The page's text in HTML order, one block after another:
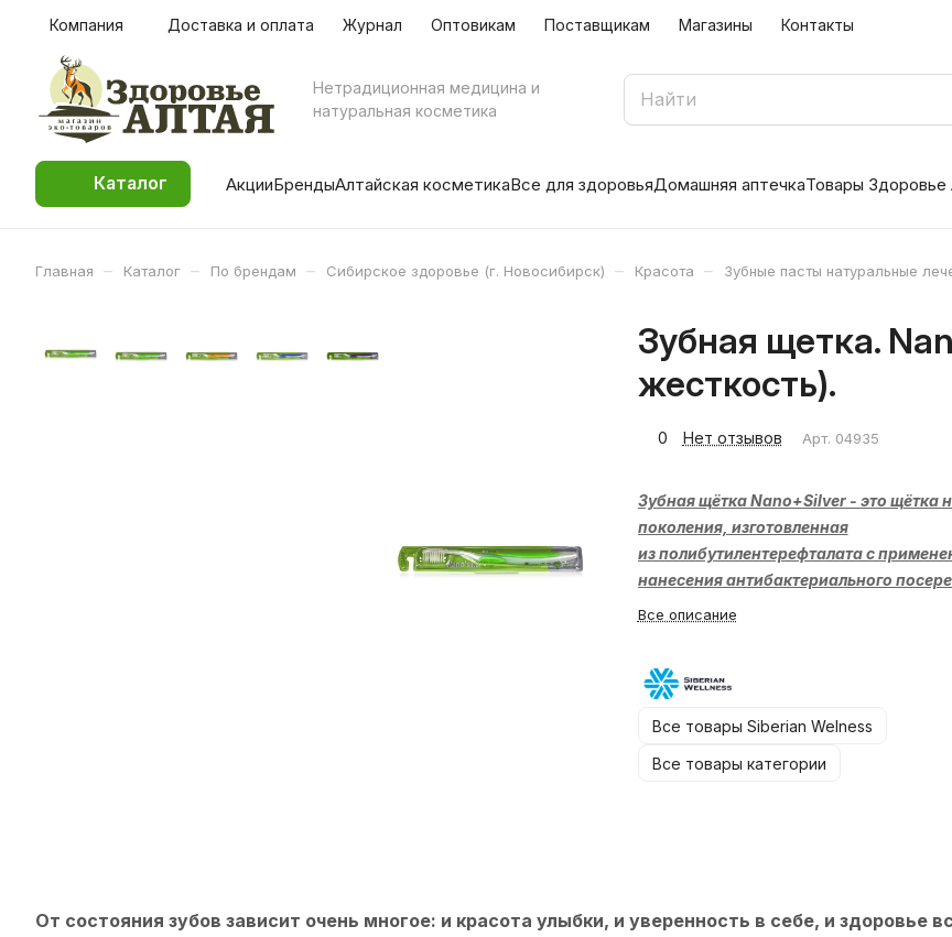
Компания Доставка и оплата Журнал Оптовикам Поставщикам Магазины Контакты
Нетрадиционная медицина и
натуральная косметика
Каталог АкцииБрендыАлтайская косметикаВсе для здоровьяДомашняя аптечкаТовары Здоровье
Главная – Каталог – По брендам – Сибирское здоровье (г. Новосибирск) – Красота – Зубные пасты натуральные
Зубная щетка.
жесткость).
0 Нет отзывов Арт. 04935
Зубная щётка Nano+Silver - это щётка
поколения, изготовленная
из полибутилентерефталата с
нанесения антибактериального
слоя полибутилентерефталат Nano
Все описание
Все товары Siberian Welness
Все товары категории
От состояния зубов зависит очень многое: и красота улыбки, и уверенность в себе, и здоровье